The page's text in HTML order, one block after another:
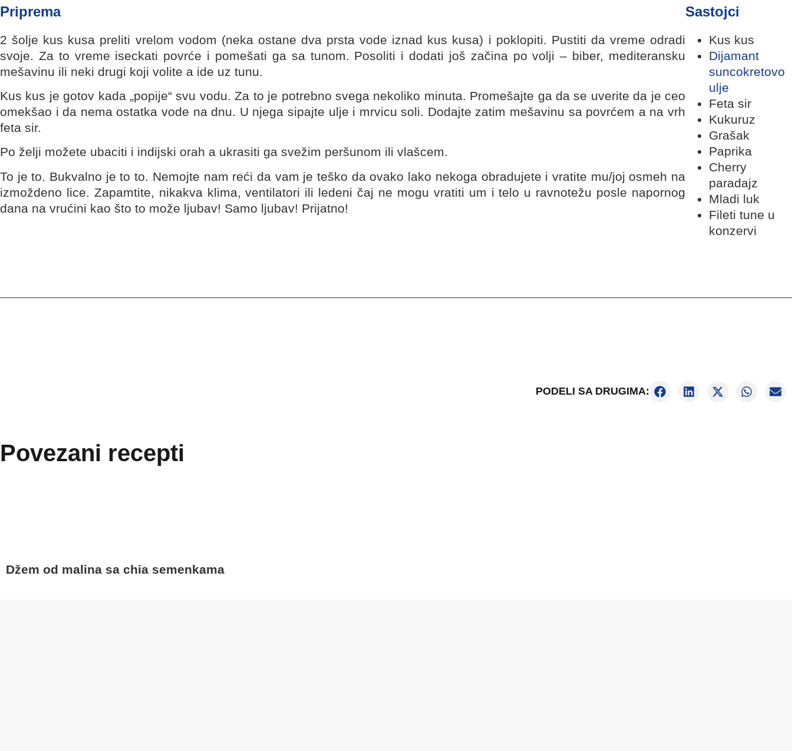
Priprema
2 šolje kus kusa preliti vrelom vodom (neka ostane dva prsta vode iznad kus kusa) i poklopiti. Pustiti da vreme odradi
svoje. Za to vreme iseckati povrće i pomešati ga sa tunom. Posoliti i dodati još začina po volji – biber, mediteransku
mešavinu ili neki drugi koji volite a ide uz tunu.
Kus kus je gotov kada „popije“ svu vodu. Za to je potrebno svega nekoliko minuta. Promešajte ga da se uverite da je ceo
omekšao i da nema ostatka vode na dnu. U njega sipajte ulje i mrvicu soli. Dodajte zatim mešavinu sa povrćem a na vrh
feta sir.
Po želji možete ubaciti i indijski orah a ukrasiti ga svežim peršunom ili vlašcem.
To je to. Bukvalno je to to. Nemojte nam reći da vam je teško da ovako lako nekoga obradujete i vratite mu/joj osmeh na
izmoždeno lice. Zapamtite, nikakva klima, ventilatori ili ledeni čaj ne mogu vratiti um i telo u ravnotežu posle napornog
dana na vrućini kao što to može ljubav! Samo ljubav! Prijatno!
Sastojci
Kus kus
Dijamant
suncokretovo
ulje
Feta sir
Kukuruz
Grašak
Paprika
Cherry
paradajz
Mladi luk
Fileti tune u
konzervi
PODELI SA DRUGIMA:
Povezani recepti
Džem od malina sa chia semenkama